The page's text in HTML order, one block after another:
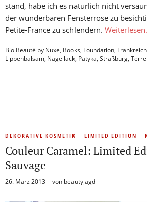
stand, habe ich es natürlich nicht
der wunderbaren Fensterrose zu
Petite-France zu schlendern.
Bio Beauté by Nuxe, Books, Foundation, Frankreich
Lippenbalsam, Nagellack, Patyka, Straßburg,
DEKORATIVE KOSMETIK LIMITED EDITION
Couleur Caramel: Limited
Sauvage
26. März 2013 von beautyjagd